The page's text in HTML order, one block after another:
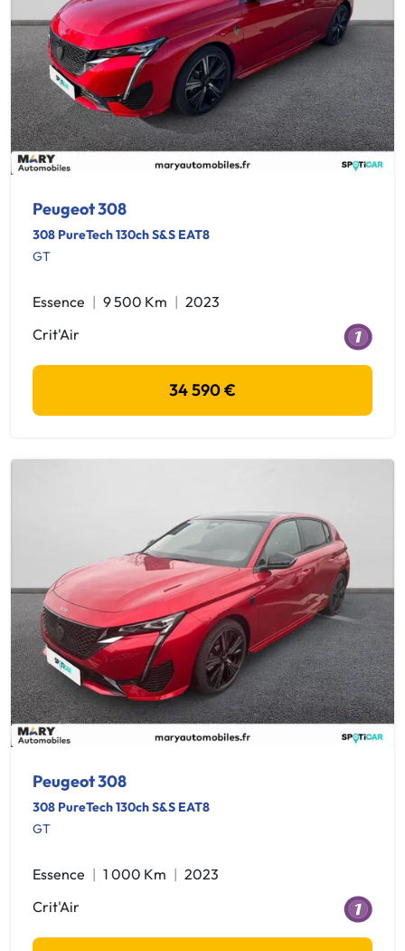
Peugeot 308
308 PureTech 130ch S&S EAT8
GT
Essence 9 500 Km
2023
Crit'Air
34 590 €
Peugeot 308
308 PureTech 130ch S&S EAT8
GT
Essence 1 000 Km
2023
Crit'Air